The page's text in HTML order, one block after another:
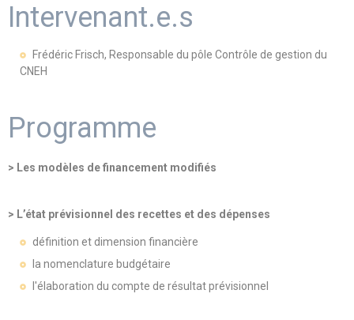
Intervenant.e.s
Frédéric Frisch, Responsable du pôle Contrôle de gestion du
CNEH
Programme
> Les modèles de financement modifiés
> L’état prévisionnel des recettes et des dépenses
définition et dimension financière
la nomenclature budgétaire
l'élaboration du compte de résultat prévisionnel